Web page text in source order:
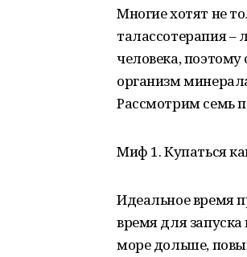
Многие хотят не
талассотерапия –
человека,
организм
Рассмотрим семь
Миф 1. Купаться
Идеальное время
время для запуска
море дольше,